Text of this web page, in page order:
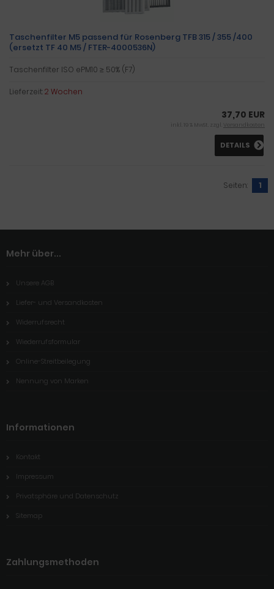
Taschenfilter M5 passend für Rosenberg TFB 315 / 355 /400
(ersetzt TF 40 M5 / FTER-4000536N)
Taschenfilter ISO ePM10 ≥ 50% (F7)
Lieferzeit:2 Wochen
37,70 EUR
inkl. 19 % MwSt. zzgl. Versandkosten
DETAILS
Seiten: 1
Mehr über...
Unsere AGB
Liefer- und Versandkosten
Widerrufsrecht
Wiederrufsformular
Online-Streitbeilegung
Nennung von Marken
Informationen
Kontakt
Impressum
Privatsphäre und Datenschutz
Sitemap
Zahlungsmethoden